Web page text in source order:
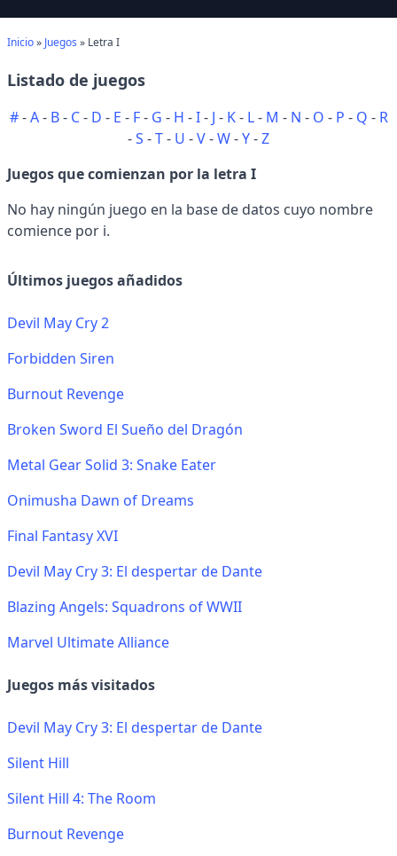
Inicio» Juegos » Letra I
Listado de juegos
#-A- B- C- D - E - F- G - H -I- J - K- L- M - N - O - P - Q - R
-S -T- U -V-W-Y-Z
Juegos que comienzan por la letra I
No hay ningún juego en la base de datos cuyo nombre
comience por i.
Últimos juegos añadidos
Devil May Cry 2
Forbidden Siren
Burnout Revenge
Broken Sword El Sueño del Dragón
Metal Gear Solid 3: Snake Eater
Onimusha Dawn of Dreams
Final Fantasy XVI
Devil May Cry 3: El despertar de Dante
Blazing Angels: Squadrons of WWII
Marvel Ultimate Alliance
Juegos más visitados
Devil May Cry 3: El despertar de Dante
Silent Hill
Silent Hill 4: The Room
Burnout Revenge